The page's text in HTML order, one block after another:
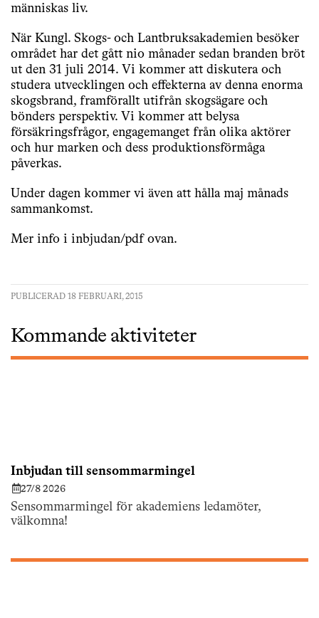
människas liv.
När Kungl. Skogs- och Lantbruksakademien besöker
området har det gått nio månader sedan branden bröt
ut den 31 juli 2014. Vi kommer att diskutera och
studera utvecklingen och effekterna av denna enorma
skogsbrand, framförallt utifrån skogsägare och
bönders perspektiv. Vi kommer att belysa
försäkringsfrågor, engagemanget från olika aktörer
och hur marken och dess produktionsförmåga
påverkas.
Under dagen kommer vi även att hålla maj månads
sammankomst.
Mer info i inbjudan/pdf ovan.
PUBLICERAD 18 FEBRUARI, 2015
Kommande aktiviteter
Inbjudan till sensommarmingel
27/8 2026
Sensommarmingel för akademiens ledamöter,
välkomna!